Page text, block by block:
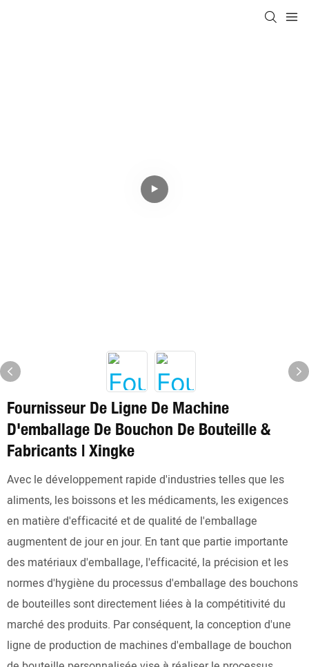
Fournisseur De Ligne De Machine
D'emballage De Bouchon De Bouteille &
Fabricants | Xingke
Avec le développement rapide d'industries telles que les
aliments, les boissons et les médicaments, les exigences
en matière d'efficacité et de qualité de l'emballage
augmentent de jour en jour. En tant que partie importante
des matériaux d'emballage, l'efficacité, la précision et les
normes d'hygiène du processus d'emballage des bouchons
de bouteilles sont directement liées à la compétitivité du
marché des produits. Par conséquent, la conception d'une
ligne de production de machines d'emballage de bouchon